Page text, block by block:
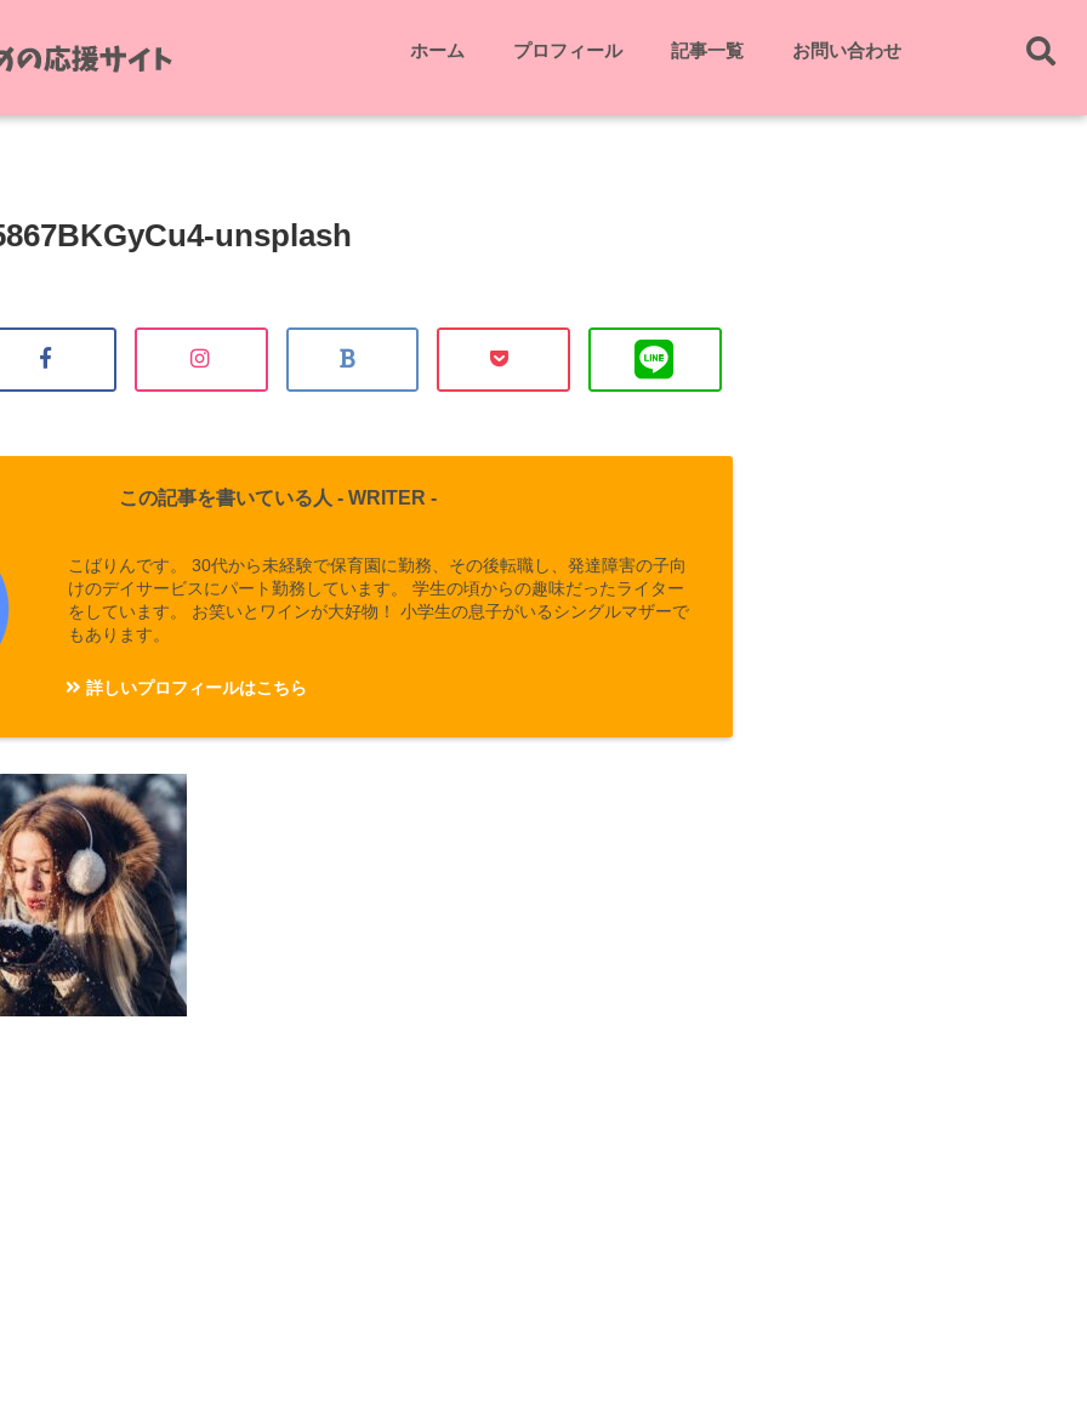
ホーム プロフィール 記事一覧 お問い合わせ
unsplash
この記事を書いている人 - WRITER -
こばりんです。 30代から未経験で保育園に勤務、その後転職し、発達障害の子向
けのデイサービスにパート勤務しています。 学生の頃からの趣味だったライター
をしています。 お笑いとワインが大好物！ 小学生の息子がいるシングルマザーで
もあります。
詳しいプロフィールはこちら